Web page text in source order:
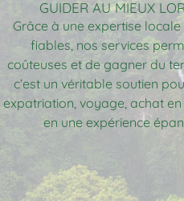
GUIDER AU MIEUX
Grâce à une expertise
fiables, nos services
coûteuses et de gagner du
c’est un véritable soutien
expatriation, voyage, achat
en une expérience